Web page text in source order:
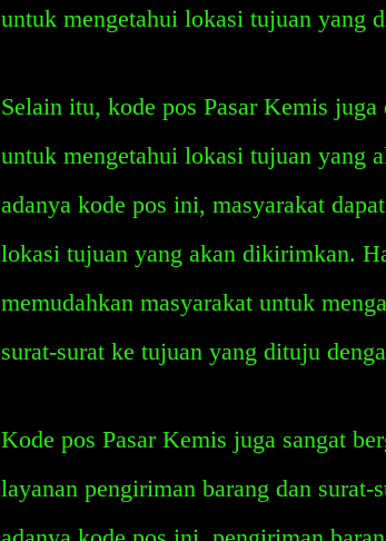
untuk mengetahui lokasi tujuan yang
Selain itu, kode pos Pasar Kemis juga
untuk mengetahui lokasi tujuan yang
adanya kode pos ini, masyarakat
lokasi tujuan yang akan dikirimkan.
memudahkan masyarakat untuk
surat-surat ke tujuan yang dituju
Kode pos Pasar Kemis juga sangat
layanan pengiriman barang dan